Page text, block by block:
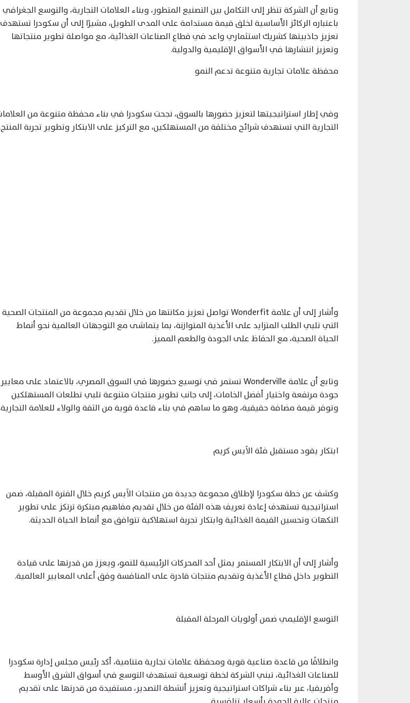
وتابع أن الشركة تنظر إلى التكامل بين التصنيع المتطور، وبناء العلامات التجارية، والتوسع الجغرافي
باعتباره الركائز الأساسية لخلق قيمة مستدامة على المدى الطويل، مشيرًا إلى أن سكودرا تستهدف
تعزيز جاذبيتها كشريك استثماري واعد في قطاع الصناعات الغذائية، مع مواصلة تطوير منتجاتها
وتعزيز انتشارها في الأسواق الإقليمية والدولية.
محفظة علامات تجارية متنوعة تدعم النمو
وفي إطار استراتيجيتها لتعزيز حضورها بالسوق، نجحت سكودرا في بناء محفظة متنوعة من
التجارية التي تستهدف شرائح مختلفة من المستهلكين، مع التركيز على الابتكار وتطوير تجربة المنتج.
وأشار إلى أن علامة Wonderfit تواصل تعزيز مكانتها من خلال تقديم مجموعة من المنتجات الصحية
التي تلبي الطلب المتزايد على الأغذية المتوازنة، بما يتماشى مع التوجهات العالمية نحو أنماط
الحياة الصحية، مع الحفاظ على الجودة والطعم المميز.
وتابع أن علامة Wonderville تستمر في توسيع حضورها في السوق المصري، بالاعتماد على معايير
جودة مرتفعة واختيار أفضل الخامات، إلى جانب تطوير منتجات متنوعة تلبي تطلعات المستهلكين
وتوفر قيمة مضافة حقيقية، وهو ما ساهم في بناء قاعدة قوية من الثقة والولاء للعلامة التجارية.
ابتكار يقود مستقبل فئة الآيس كريم
وكشف عن خطة سكودرا لإطلاق مجموعة جديدة من منتجات الآيس كريم خلال الفترة المقبلة، ضمن
استراتيجية تستهدف إعادة تعريف هذه الفئة من خلال تقديم مفاهيم مبتكرة ترتكز على تطوير
النكهات وتحسين القيمة الغذائية وابتكار تجربة استهلاكية تتوافق مع أنماط الحياة الحديثة.
وأشار إلى أن الابتكار المستمر يمثل أحد المحركات الرئيسية للنمو، ويعزز من قدرتها على قيادة
التطوير داخل قطاع الأغذية وتقديم منتجات قادرة على المنافسة وفق أعلى المعايير العالمية.
التوسع الإقليمي ضمن أولويات المرحلة المقبلة
وانطلاقًا من قاعدة صناعية قوية ومحفظة علامات تجارية متنامية، أكد رئيس مجلس إدارة سكودرا
للصناعات الغذائية، تبني الشركة لخطة توسعية تستهدف التوسع في أسواق الشرق الأوسط
وأفريقيا، عبر بناء شراكات استراتيجية وتعزيز أنشطة التصدير، مستفيدة من قدرتها على تقديم